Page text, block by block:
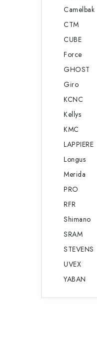
Camelbak
CTM
CUBE
Force
GHOST
Giro
KCNC
Kellys
KMC
LAPPIERE
Longus
Merida
PRO
RFR
Shimano
SRAM
STEVENS
UVEX
YABAN